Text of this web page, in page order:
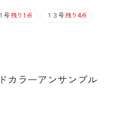
号 残り1点 １３号 残り4点
カラーアンサンブル